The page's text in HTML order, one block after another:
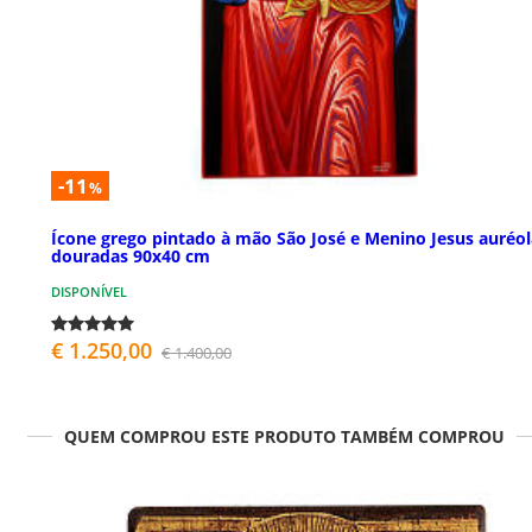
-11 %
Ícone grego pintado à mão São José e Menino Jesus
douradas 90x40 cm
DISPONÍVEL
€ 1.250,00 € 1.400,00
QUEM COMPROU ESTE PRODUTO TAMBÉM COMPROU